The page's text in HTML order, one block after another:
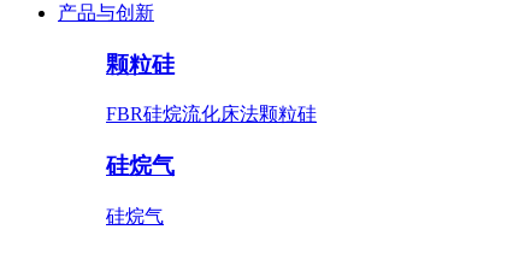
产品与创新
颗粒硅
FBR硅烷流化床法颗粒硅
硅烷气
硅烷气